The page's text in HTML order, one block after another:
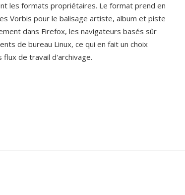
les formats propriétaires. Le format prend en
Vorbis pour le balisage artiste, album et piste
dans Firefox, les navigateurs basés sûr
de bureau Linux, ce qui en fait un choix
de travail d'archivage.